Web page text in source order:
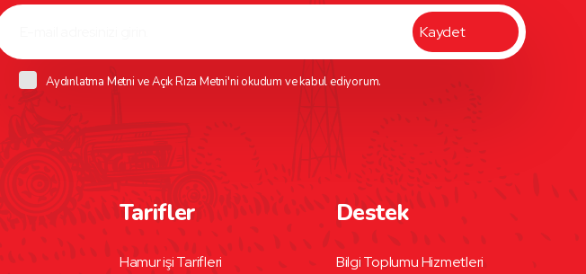
Aydınlatma Metni veAçık Rıza Metni'ni okudum ve kabul ediyorum.
Tarifler
Hamur işi Tarifleri
Destek
Bilgi Toplumu Hizmetleri